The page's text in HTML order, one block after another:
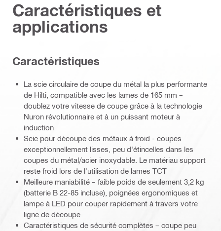
Caractéristiques et
applications
Caractéristiques
La scie circulaire de coupe du métal la plus performante
de Hilti, compatible avec les lames de 165 mm –
doublez votre vitesse de coupe grâce à la technologie
Nuron révolutionnaire et à un puissant moteur à
induction
Scie pour découpe des métaux à froid - coupes
exceptionnellement lisses, peu d'étincelles dans les
coupes du métal/acier inoxydable. Le matériau support
reste froid lors de l'utilisation de lames TCT
Meilleure maniabilité – faible poids de seulement 3,2 kg
(batterie B 22-85 incluse), poignées ergonomiques et
lampe à LED pour couper rapidement à travers votre
ligne de découpe
Caractéristiques de sécurité complètes – coupe peu